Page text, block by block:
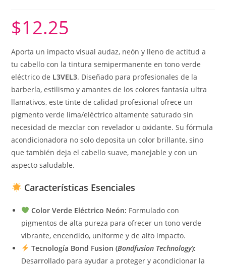
$12.25
Aporta un impacto visual audaz, neón y lleno de actitud a
tu cabello con la tintura semipermanente en tono verde
eléctrico de L3VEL3. Diseñado para profesionales de la
barbería, estilismo y amantes de los colores fantasía ultra
llamativos, este tinte de calidad profesional ofrece un
pigmento verde lima/eléctrico altamente saturado sin
necesidad de mezclar con revelador u oxidante. Su fórmula
acondicionadora no solo deposita un color brillante, sino
que también deja el cabello suave, manejable y con un
aspecto saludable.
Características Esenciales
Color Verde Eléctrico Neón: Formulado con
pigmentos de alta pureza para ofrecer un tono verde
vibrante, encendido, uniforme y de alto impacto.
Tecnología Bond Fusion (Bondfusion Technology):
Desarrollado para ayudar a proteger y acondicionar la